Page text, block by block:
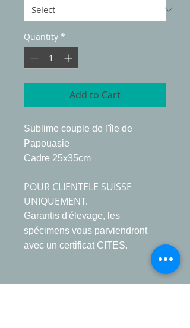
Quantity *
Add to Cart
Sublime couple de l'île de
Papouasie
Cadre 25x35cm
POUR CLIENTELE SUISSE
UNIQUEMENT.
Garantis d'élevage, les
spécimens vous parviendront
avec un certificat CITES.